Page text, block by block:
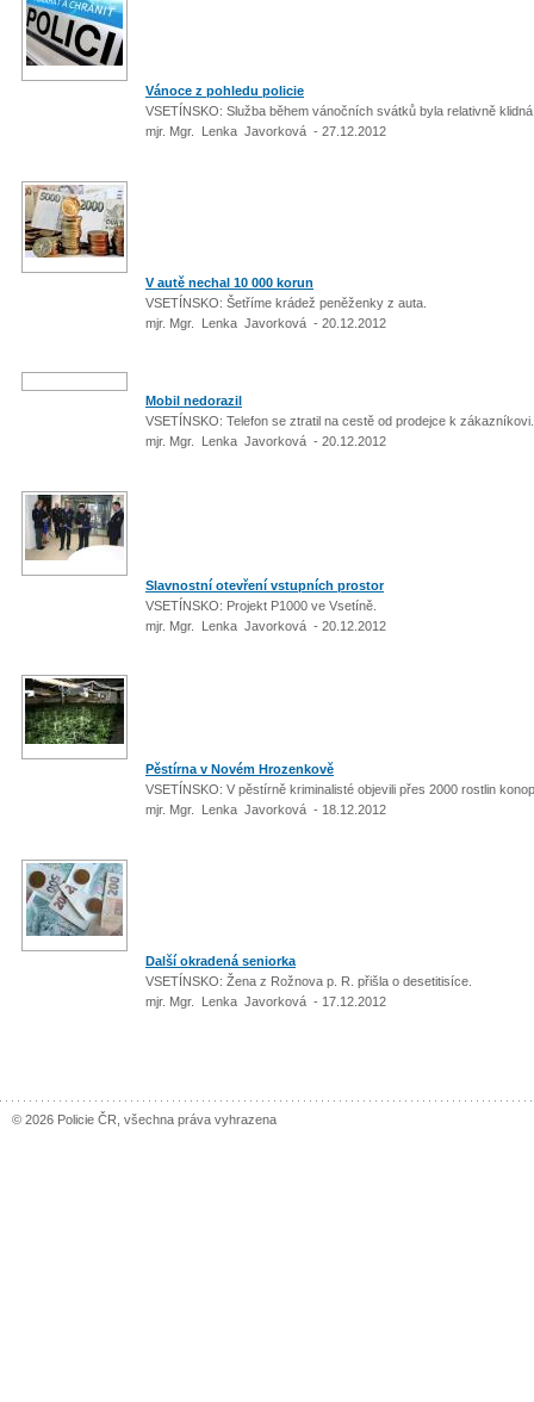
Vánoce z pohledu policie
VSETÍNSKO: Služba během vánočních svátků byla relativně
mjr. Mgr. Lenka Javorková - 27.12.2012
V autě nechal 10 000 korun
VSETÍNSKO: Šetříme krádež peněženky z auta.
mjr. Mgr. Lenka Javorková - 20.12.2012
Mobil nedorazil
VSETÍNSKO: Telefon se ztratil na cestě od prodejce k
mjr. Mgr. Lenka Javorková - 20.12.2012
Slavnostní otevření vstupních prostor
VSETÍNSKO: Projekt P1000 ve Vsetíně.
mjr. Mgr. Lenka Javorková - 20.12.2012
Pěstírna v Novém Hrozenkově
VSETÍNSKO: V pěstírně kriminalisté objevili přes 2000 rostlin
mjr. Mgr. Lenka Javorková - 18.12.2012
Další okradená seniorka
VSETÍNSKO: Žena z Rožnova p. R. přišla o desetitisíce.
mjr. Mgr. Lenka Javorková - 17.12.2012
© 2026 Policie ČR, všechna práva vyhrazena